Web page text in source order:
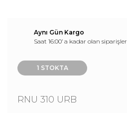
Aynı Gün Kargo
Saat 16:00’ a kadar olan siparişler
1 STOKTA
RNU 310 URB